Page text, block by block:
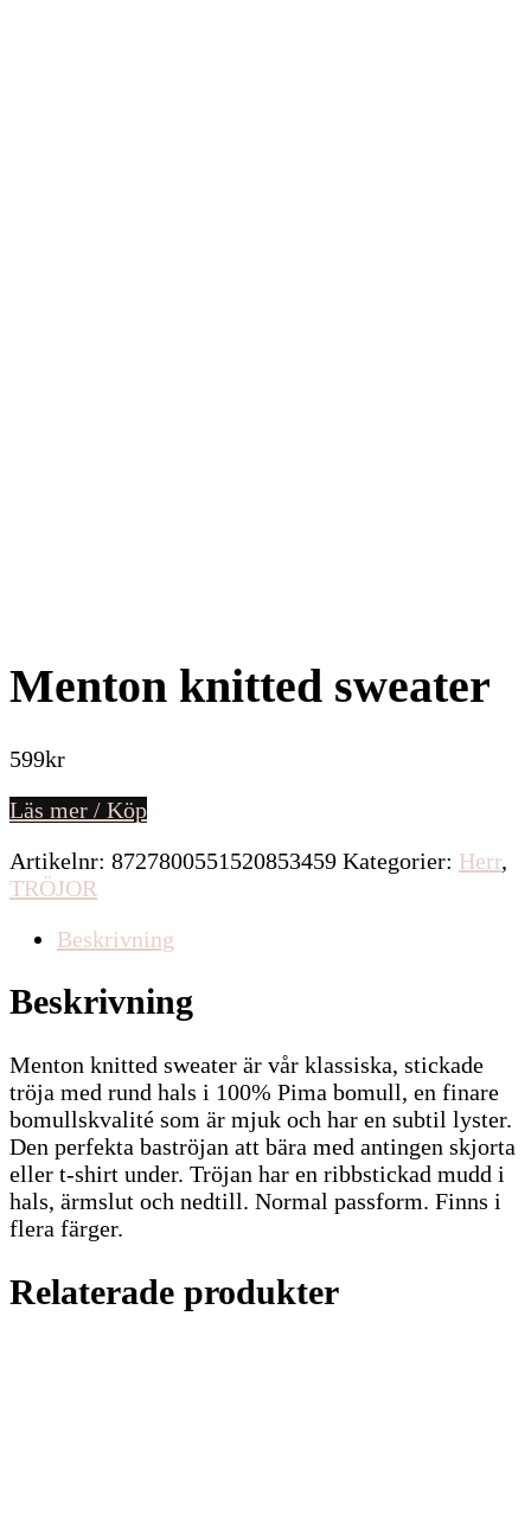
Menton knitted sweater
599kr
Läs mer / Köp
Artikelnr: 8727800551520853459 Kategorier: Herr,
TRÖJOR
Beskrivning
Beskrivning
Menton knitted sweater är vår klassiska, stickade
tröja med rund hals i 100% Pima bomull, en finare
bomullskvalité som är mjuk och har en subtil lyster.
Den perfekta baströjan att bära med antingen skjorta
eller t-shirt under. Tröjan har en ribbstickad mudd i
hals, ärmslut och nedtill. Normal passform. Finns i
flera färger.
Relaterade produkter